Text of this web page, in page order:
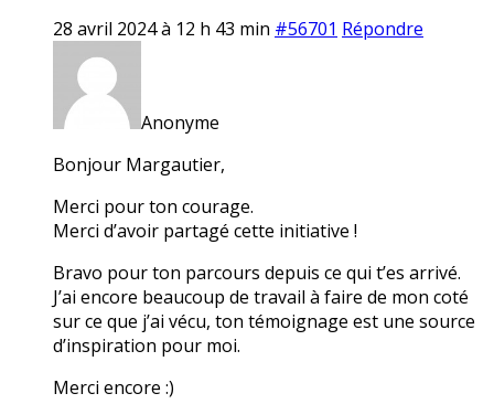
28 avril 2024 à 12 h 43 min #56701 Répondre
Anonyme
Bonjour Margautier,
Merci pour ton courage.
Merci d’avoir partagé cette initiative !
Bravo pour ton parcours depuis ce qui t’es arrivé.
J’ai encore beaucoup de travail à faire de mon coté
sur ce que j’ai vécu, ton témoignage est une source
d’inspiration pour moi.
Merci encore :)